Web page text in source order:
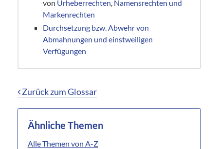
von Urheberrechten Namensrechten und
Markenrechten
Durchsetzung bzw. Abwehr von
Abmahnungen und einstweiligen
Verfügungen
Zurück zum Glossar
Ähnliche Themen
Alle Themen von A-Z